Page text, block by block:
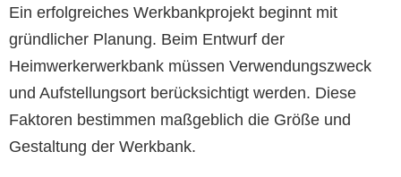
Ein erfolgreiches Werkbankprojekt beginnt mit
gründlicher Planung. Beim Entwurf der
Heimwerkerwerkbank müssen Verwendungszweck
und Aufstellungsort berücksichtigt werden. Diese
Faktoren bestimmen maßgeblich die Größe und
Gestaltung der Werkbank.